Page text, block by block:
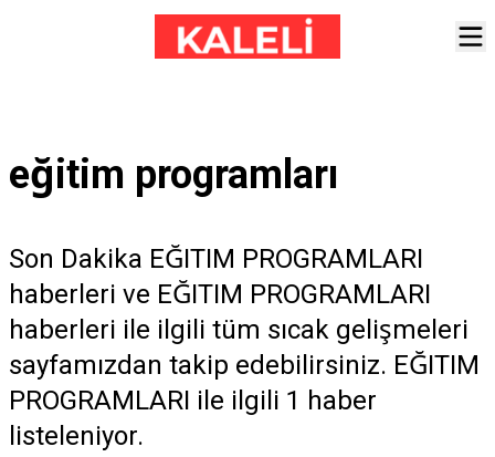
eğitim programları
Son Dakika EĞITIM PROGRAMLARI
haberleri ve EĞITIM PROGRAMLARI
haberleri ile ilgili tüm sıcak gelişmeleri
sayfamızdan takip edebilirsiniz. EĞITIM
PROGRAMLARI ile ilgili 1 haber
listeleniyor.